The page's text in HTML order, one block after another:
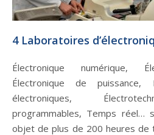
4 Laboratoires
Électronique numérique,
Électronique de puissance,
électroniques,
programmables, Temps
objet de plus de 200 heures de